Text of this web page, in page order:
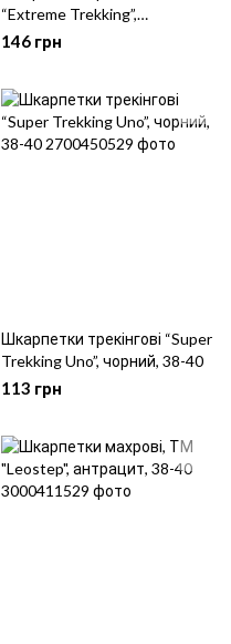
“Extreme Trekking”,
оливковий, 38-40
146 грн
Шкарпетки трекінгові “Super
Trekking Uno”, чорний, 38-40
113 грн